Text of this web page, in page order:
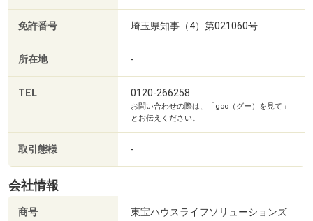
スーモからお問合せいただいた約7割の方が当初とは別の
物件でご成約頂いております（弊社の場合）。
ぜひお探しの条件をお聞かせ下さい。
【”東宝ハウスだけ”業界初の無料アフターサポート】
生涯の安心をお届けするTOHO HOUSE CLUB
東宝ハウスのライフパートナーが直接会って対応します。
■ライフプランニング【未来カレンダーで独自のFP相談】
将来の収入と支出を『視える化』し、漠然とした不安や悩
免許番号 埼玉県知事（4）第021060号
所在地 -
TEL 0120-266258
お問い合わせの際は、「goo（グー）を見て」
とお伝えください。
取引態様 -
会社情報
商号
東宝ハウスライフソリューションズ